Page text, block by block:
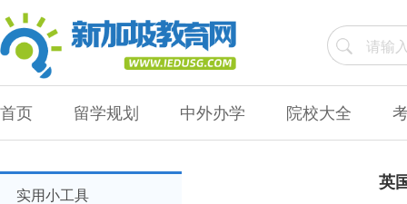
首页 留学规划 中外办学 院校大全
实用小工具
英